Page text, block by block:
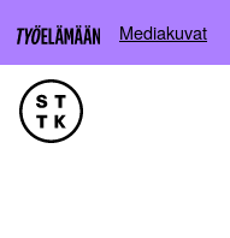
Mediakuvat